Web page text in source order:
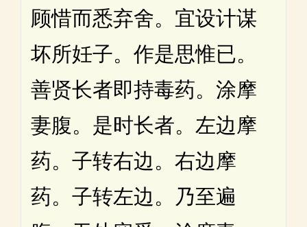
顾惜而悉弃舍。宜设计谋
坏所妊子。作是思惟已。
善贤长者即持毒药。涂摩
妻腹。是时长者。左边摩
药。子转右边。右边摩
药。子转左边。乃至遍